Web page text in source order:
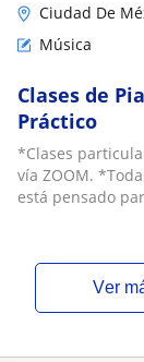
Ciudad De
Música
Clases de
Práctico
*Clases
vía ZOOM.
está pensado
ver